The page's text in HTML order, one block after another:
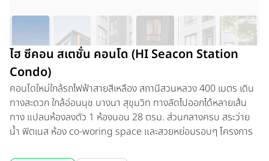
ไฮ ซีคอน สเตชั่น คอนโด (HI Seacon Station
Condo)
คอนโดใหม่ใกล้รถไฟฟ้าสายสีเหลือง สถานีสวนหลวง 400 เมตร เดิน
ทางสะดวก ใกล้อ่อนนุช บางนา สุขุมวิท ทางลัดไปออกได้หลายเส้น
ทาง แปลนห้องลงตัว 1 ห้องนอน 28 ตรม. ส่วนกลางครบ สระว่าย
น้ำ ฟิตเนส ห้อง co-woring space และสวยหย่อมรอบๆ โครงการ